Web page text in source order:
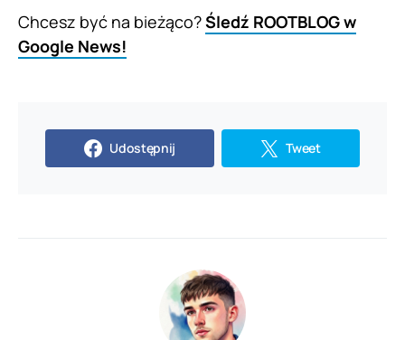
Chcesz być na bieżąco?Śledź ROOTBLOG w
Google News!
Udostępnij Tweet